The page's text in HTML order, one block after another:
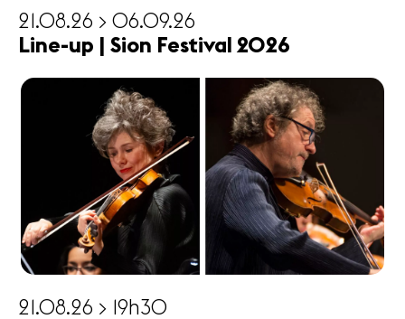
21.08.26 > 06.09.26
Line-up | Sion Festival 2026
21.08.26 > 19h30